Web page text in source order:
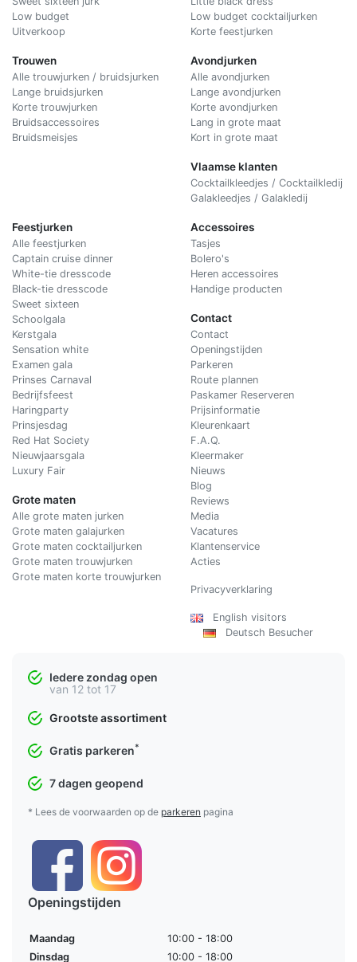
Low budget
Uitverkoop
Trouwen
Alle trouwjurken / bruidsjurken
Lange bruidsjurken
Korte trouwjurken
Bruidsaccessoires
Bruidsmeisjes
Low budget cocktailjurken
Korte feestjurken
Avondjurken
Alle avondjurken
Lange avondjurken
Korte avondjurken
Lang in grote maat
Kort in grote maat
Vlaamse klanten
Cocktailkleedjes / Cocktailkledij
Galakleedjes / Galakledij
Feestjurken
Alle feestjurken
Captain cruise dinner
White-tie dresscode
Black-tie dresscode
Sweet sixteen
Schoolgala
Kerstgala
Sensation white
Examen gala
Prinses Carnaval
Bedrijfsfeest
Haringparty
Prinsjesdag
Red Hat Society
Nieuwjaarsgala
Luxury Fair
Grote maten
Alle grote maten jurken
Grote maten galajurken
Grote maten cocktailjurken
Grote maten trouwjurken
Grote maten korte trouwjurken
Accessoires
Tasjes
Bolero's
Heren accessoires
Handige producten
Contact
Contact
Openingstijden
Parkeren
Route plannen
Paskamer Reserveren
Prijsinformatie
Kleurenkaart
F.A.Q.
Kleermaker
Nieuws
Blog
Reviews
Media
Vacatures
Klantenservice
Acties
Privacyverklaring
English visitors
Deutsch Besucher
Iedere zondag open
van 12 tot 17
Grootste assortiment
Gratis parkeren*
7 dagen geopend
* Lees de voorwaarden op de parkeren pagina
Openingstijden
Maandag
10:00 - 18:00
Dinsdag
10:00 - 18:00